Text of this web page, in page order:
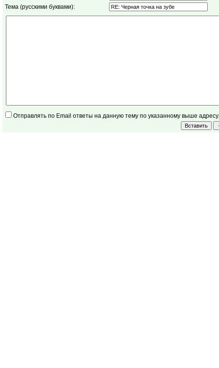
Тема (русскими буквами):
Отправлять по Email ответы на данную тему по указанному выше адресу.